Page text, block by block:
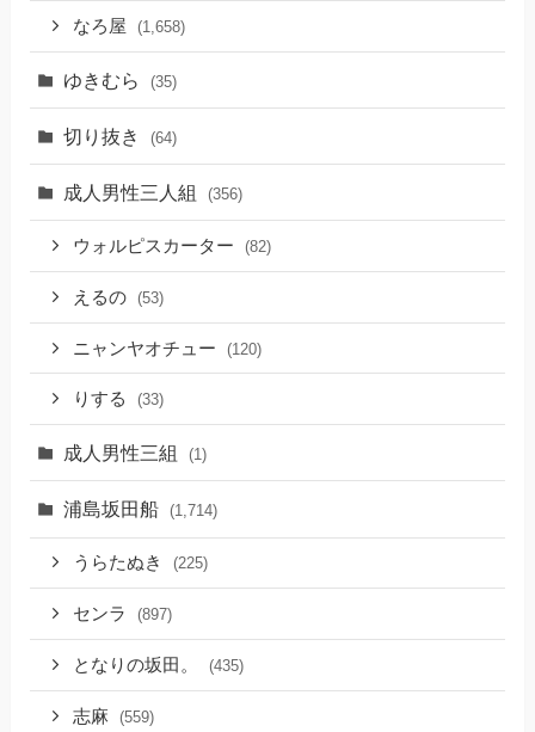
なろ屋 (1,658)
ゆきむら (35)
切り抜き (64)
成人男性三人組 (356)
ウォルピスカーター (82)
えるの (53)
ニャンヤオチュー (120)
りする (33)
成人男性三組 (1)
浦島坂田船 (1,714)
うらたぬき (225)
センラ (897)
となりの坂田。 (435)
志麻 (559)